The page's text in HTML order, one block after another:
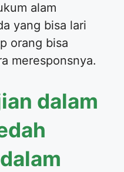
alam
yang bisa lari
orang bisa
meresponsnya.
dalam